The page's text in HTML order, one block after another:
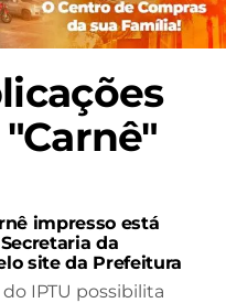
impresso está
da
site da Prefeitura
IPTU possibilita